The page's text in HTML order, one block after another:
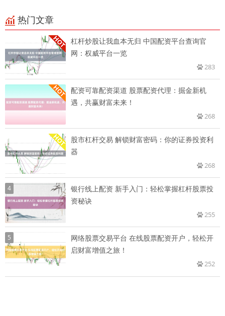
热门文章
杠杆炒股让我血本无归 中国配资平台查询官
网：权威平台一览
283
配资可靠配资渠道 股票配资代理：掘金新机
遇，共赢财富未来！
268
股市杠杆交易 解锁财富密码：你的证券投资利
器
268
4
银行线上配资 新手入门：轻松掌握杠杆股票投
资秘诀
255
5
网络股票交易平台 在线股票配资开户，轻松开
启财富增值之旅！
252